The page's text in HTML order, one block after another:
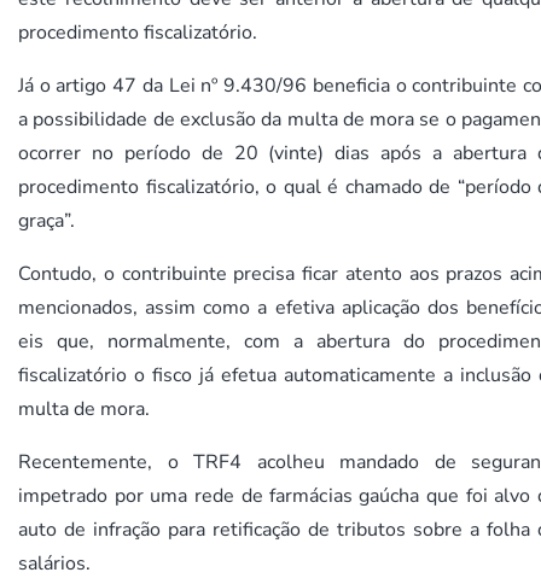
procedimento fiscalizatório.
Já o artigo 47 da Lei nº 9.430/96 beneficia o contribuinte
a possibilidade de exclusão da multa de mora se o
ocorrer no período de 20 (vinte) dias após a abertura
procedimento fiscalizatório, o qual é chamado de “período
graça”.
Contudo, o contribuinte precisa ficar atento aos prazos
mencionados, assim como a efetiva aplicação dos
eis que, normalmente, com a abertura do
fiscalizatório o fisco já efetua automaticamente a inclusão
multa de mora.
Recentemente, o TRF4 acolheu mandado de
impetrado por uma rede de farmácias gaúcha que foi alvo
auto de infração para retificação de tributos sobre a folha
salários.